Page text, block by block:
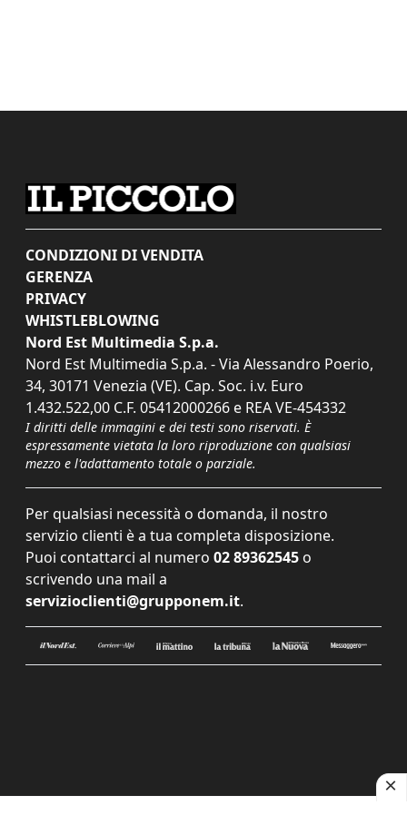
CONDIZIONI DI VENDITA
GERENZA
PRIVACY
WHISTLEBLOWING
Nord Est Multimedia S.p.a.
Nord Est Multimedia S.p.a. - Via Alessandro Poerio,
34, 30171 Venezia (VE). Cap. Soc. i.v. Euro
1.432.522,00 C.F. 05412000266 e REA VE-454332
I diritti delle immagini e dei testi sono riservati. È
espressamente vietata la loro riproduzione con qualsiasi
mezzo e l'adattamento totale o parziale.
Per qualsiasi necessità o domanda, il nostro
servizio clienti è a tua completa disposizione.
Puoi contattarci al numero 02 89362545 o
scrivendo una mail a
servizioclienti@grupponem.it.